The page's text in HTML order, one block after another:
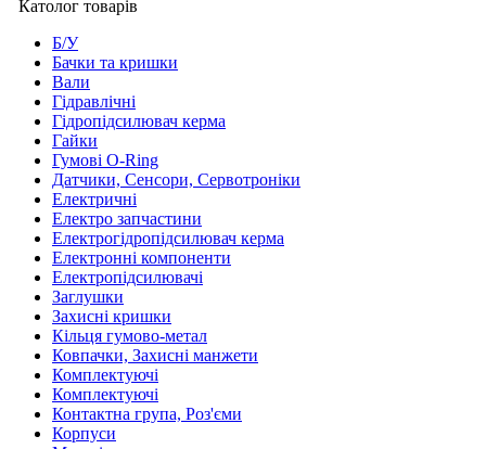
Католог товарів
Б/У
Бачки та кришки
Вали
Гідравлічні
Гідропідсилювач керма
Гайки
Гумові O-Ring
Датчики, Сенсори, Сервотроніки
Електричні
Електро запчастини
Електрогідропідсилювач керма
Електронні компоненти
Електропідсилювачі
Заглушки
Захисні кришки
Кільця гумово-метал
Ковпачки, Захисні манжети
Комплектуючі
Комплектуючі
Контактна група, Роз'єми
Корпуси